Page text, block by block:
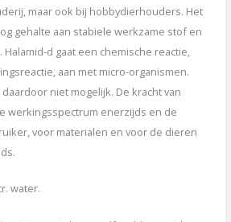
maar ook bij hobbydierhouders. Het
gehalte aan stabiele werkzame stof en
Halamid-d gaat een chemische reactie,
aan met micro-organismen.
niet mogelijk. De kracht van
werkingsspectrum enerzijds en de
voor materialen en voor de dieren
water.